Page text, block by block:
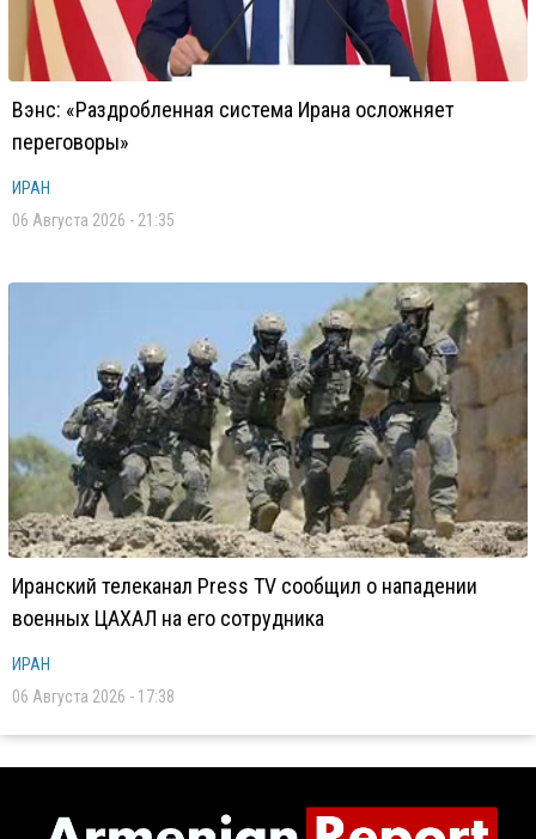
Вэнс: «Раздробленная система Ирана осложняет
переговоры»
ИРАН
06 Августа 2026 - 21:35
Иранский телеканал Press TV сообщил о нападении
военных ЦАХАЛ на его сотрудника
ИРАН
06 Августа 2026 - 17:38